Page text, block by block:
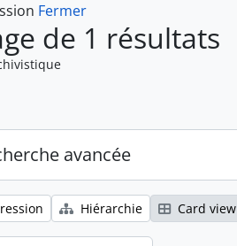
Fermer
de 1 résultats
avancée
Hiérarchie Card view